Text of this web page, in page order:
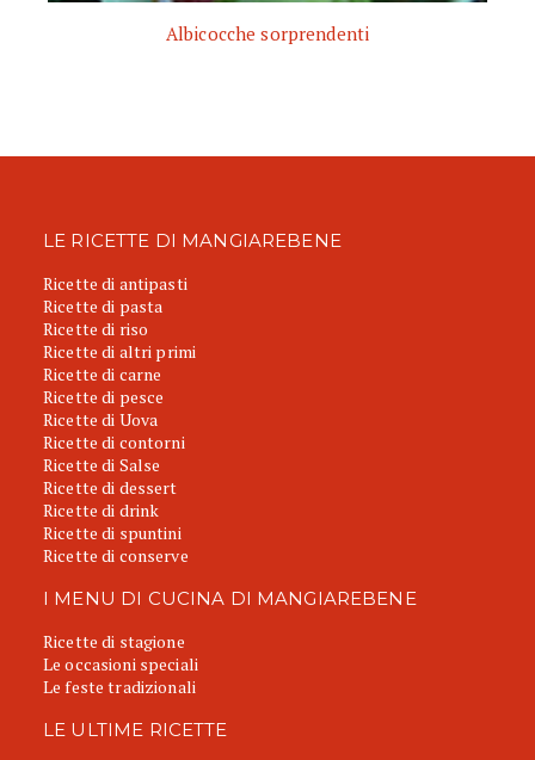
Albicocche sorprendenti
LE RICETTE DI MANGIAREBENE
Ricette di antipasti
Ricette di pasta
Ricette di riso
Ricette di altri primi
Ricette di carne
Ricette di pesce
Ricette di Uova
Ricette di contorni
Ricette di Salse
Ricette di dessert
Ricette di drink
Ricette di spuntini
Ricette di conserve
I MENU DI CUCINA DI MANGIAREBENE
Ricette di stagione
Le occasioni speciali
Le feste tradizionali
LE ULTIME RICETTE